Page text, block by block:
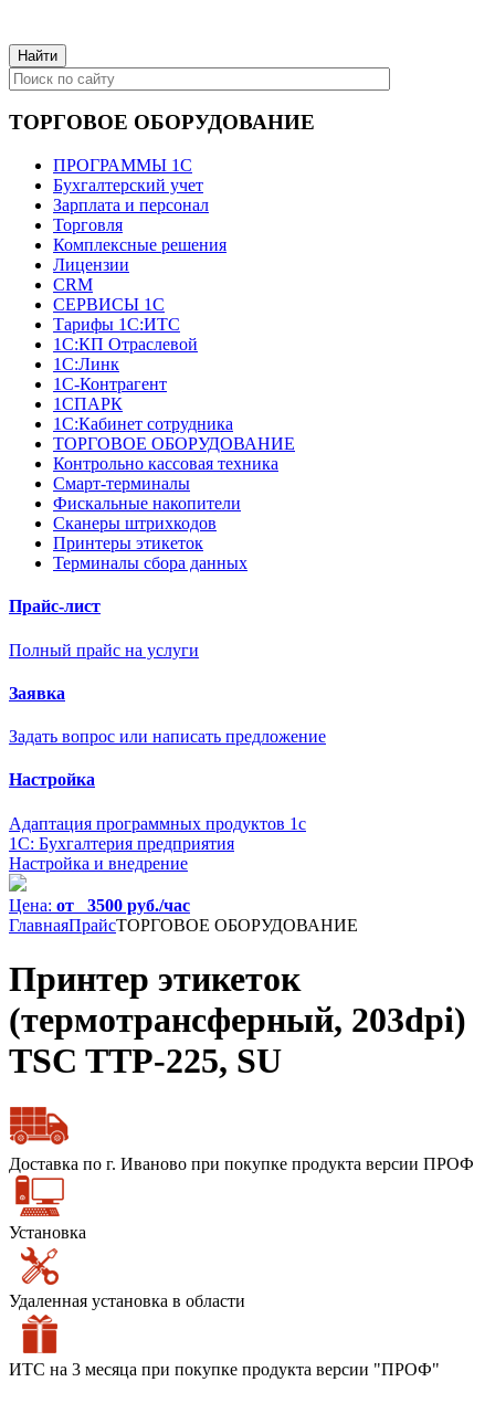
ТОРГОВОЕ ОБОРУДОВАНИЕ
ПРОГРАММЫ 1С
Бухгалтерский учет
Зарплата и персонал
Торговля
Комплексные решения
Лицензии
CRM
СЕРВИСЫ 1С
Тарифы 1С:ИТС
1С:КП Отраслевой
1С:Линк
1С-Контрагент
1СПАРК
1С:Кабинет сотрудника
ТОРГОВОЕ ОБОРУДОВАНИЕ
Контрольно кассовая техника
Смарт-терминалы
Фискальные накопители
Сканеры штрихкодов
Принтеры этикеток
Терминалы сбора данных
Прайс-лист
Полный прайс на услуги
Заявка
Задать вопрос или написать предложение
Настройка
Адаптация программных продуктов 1с
1С: Бухгалтерия предприятия
Настройка и внедрение
Цена: от 3500 руб./час
ГлавнаяПрайсТОРГОВОЕ ОБОРУДОВАНИЕ
Принтер этикеток
(термотрансферный, 203dpi)
TSC TТP-225, SU
Доставка по г. Иваново при покупке продукта версии ПРОФ
Установка
Удаленная установка в области
ИТС на 3 месяца при покупке продукта версии "ПРОФ"